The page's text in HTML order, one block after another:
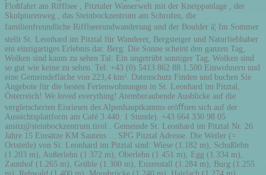
Floßfahrt am Rifflsee , Pitztaler Wasserwelt mit der Kneippanlage , der
Skulpturenweg , das Steinbockzentrum am Schrofen, die
familienfreundliche Rifflseerundwanderung und der Boulder â¦ Im Sommer
stellt St. Leonhard im Pitztal für Wanderer, Bergsteiger und Naturliebhaber
ein einzigartiges Erlebnis dar. Berg: Die Sonne scheint den ganzen Tag,
Wolken sind kaum zu sehen Tal: Ein ungetrübt sonniger Tag, Wolken sind
so gut wie keine zu sehen. Tel: +43 (0) 5413 862 88 1.500 Einwohnern und
eine Gemeindefläche von 223,4 km². Datenschutz Finden und buchen Sie
Angebote für die besten Ferienwohnungen in St. Leonhard im Pitztal,
Österreich! We loved everything! Atemberaubende Ausblicke auf die
vergletscherten Eisriesen des Alpenhauptkamms eröﬀnen sich auf der
Aussichtsplattform am Café 3.440. 1 Stunde). +43 664 330 98 05
ansitz@steinbockzentrum.tirol . Gemeinde St. Leonhard im Pitztal Nr. 26
Jahre 15 Einsätze KM Sautens ... SPG Pitztal Adresse. Die Weiler (=
Ortsteile) von St. Leonhard im Pitztal sind: Wiese (1.182 m), Schußlehn
(1.203 m), Außerlehn (1.372 m), Oberlehn (1.451 m), Egg (1.334 m),
Zaunhof (1.265 m), Grüble (1.300 m), Enzenstall (1.284 m), Burg (1.255